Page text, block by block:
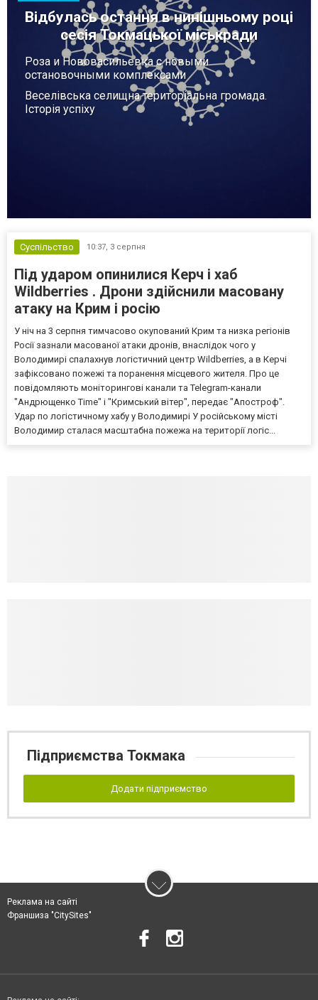
Відбулась остання в нинішньому році
сесія Токмацької міськради
Роза и Нововасильевка с новыми
остановочными комплексами
Веселівська селищна територіальна громада.
Історія успіху
Суспільство 10:37, 3 серпня
Під ударом опинилися Керч і хаб
Wildberries . Дрони здійснили масовану
атаку на Крим і росію
У ніч на 3 серпня тимчасово окупований Крим та низка регіонів
Росії зазнали масованої атаки дронів, внаслідок чого у
Володимирі спалахнув логістичний центр Wildberries, а в Керчі
зафіксовано пожежі та поранення місцевого жителя. Про це
повідомляють моніторингові канали та Telegram-канали
"Андрющенко Time" і "Кримський вітер", передає "Апостроф".
Удар по логістичному хабу у Володимирі У російському місті
Володимир сталася масштабна пожежа на території логіс...
Підприємства Токмака
Додати підприємство
Реклама на сайті
Франшиза "CitySites"